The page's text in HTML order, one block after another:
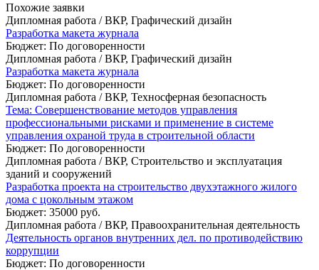
Похожие заявки
Дипломная работа / ВКР, Графический дизайн
Разработка макета журнала
Бюджет: По договоренности
Дипломная работа / ВКР, Графический дизайн
Разработка макета журнала
Бюджет: По договоренности
Дипломная работа / ВКР, Техносферная безопасность
Тема: Совершенствование методов управления
профессиональными рисками и применение в системе
управления охраной труда в строительной области
Бюджет: По договоренности
Дипломная работа / ВКР, Строительство и эксплуатация
зданий и сооружений
Разработка проекта на строительство двухэтажного жилого
дома с цокольным этажом
Бюджет: 35000 руб.
Дипломная работа / ВКР, Правоохранительная деятельность
Деятельность органов внутренних дел. по противодействию
коррупции
Бюджет: По договоренности